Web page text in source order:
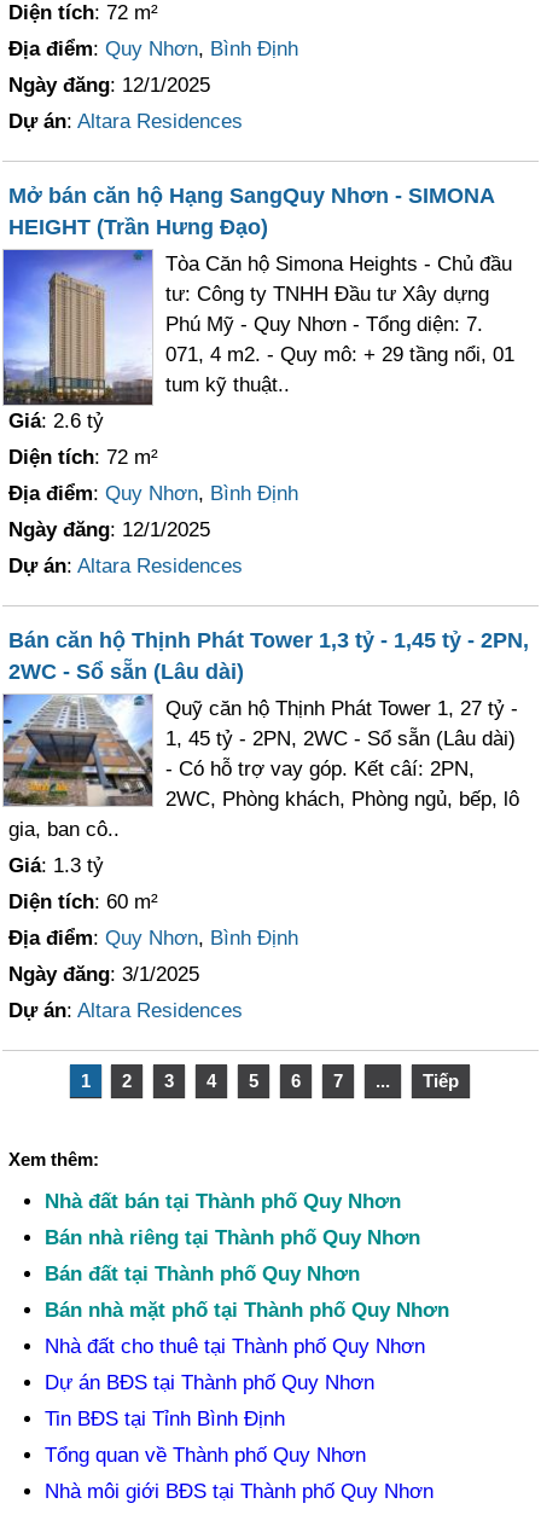
Diện tích: 72 m²
Địa điểm:Quy Nhơn, Bình Định
Ngày đăng: 12/1/2025
Dự án:Altara Residences
Mở bán căn hộ Hạng SangQuy Nhơn - SIMONA
HEIGHT (Trần Hưng Đạo)
Tòa Căn hộ Simona Heights - Chủ đầu
tư: Công ty TNHH Đầu tư Xây dựng
Phú Mỹ - Quy Nhơn - Tổng diện: 7.
071, 4 m2. - Quy mô: + 29 tầng nổi, 01
tum kỹ thuật..
Giá: 2.6 tỷ
Diện tích: 72 m²
Địa điểm:Quy Nhơn, Bình Định
Ngày đăng: 12/1/2025
Dự án:Altara Residences
Bán căn hộ Thịnh Phát Tower 1,3 tỷ - 1,45 tỷ - 2PN,
2WC - Sổ sẵn (Lâu dài)
Quỹ căn hộ Thịnh Phát Tower 1, 27 tỷ -
1, 45 tỷ - 2PN, 2WC - Sổ sẵn (Lâu dài)
- Có hỗ trợ vay góp. Kết câí: 2PN,
2WC, Phòng khách, Phòng ngủ, bếp, lô
gia, ban cô..
Giá: 1.3 tỷ
Diện tích: 60 m²
Địa điểm:Quy Nhơn, Bình Định
Ngày đăng: 3/1/2025
Dự án:Altara Residences
1 2 3 4 5 6 7 ... Tiếp
Xem thêm:
Nhà đất bán tại Thành phố Quy Nhơn
Bán nhà riêng tại Thành phố Quy Nhơn
Bán đất tại Thành phố Quy Nhơn
Bán nhà mặt phố tại Thành phố Quy Nhơn
Nhà đất cho thuê tại Thành phố Quy Nhơn
Dự án BĐS tại Thành phố Quy Nhơn
Tin BĐS tại Tỉnh Bình Định
Tổng quan về Thành phố Quy Nhơn
Nhà môi giới BĐS tại Thành phố Quy Nhơn